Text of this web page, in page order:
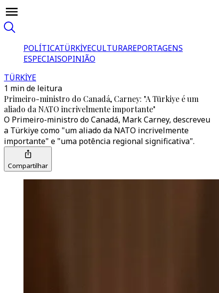
POLÍTICATÜRKİYECULTURAREPORTAGENS
ESPECIAISOPINIÃO
TÜRKİYE
1 min de leitura
Primeiro-ministro do Canadá, Carney: "A Türkiye é um
aliado da NATO incrivelmente importante"
O Primeiro-ministro do Canadá, Mark Carney, descreveu
a Türkiye como "um aliado da NATO incrivelmente
importante" e "uma potência regional significativa".
Compartilhar